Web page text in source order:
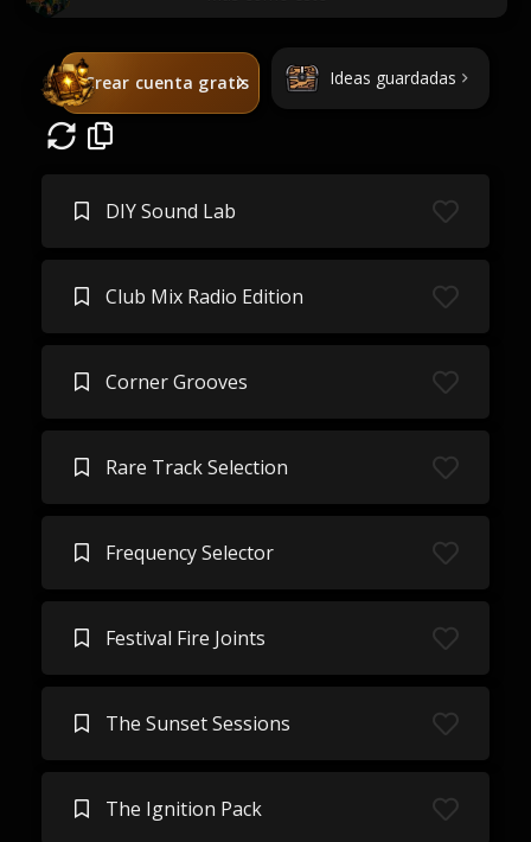
Crear cuenta gratis Ideas guardadas
DIY Sound Lab
Club Mix Radio Edition
Corner Grooves
Rare Track Selection
Frequency Selector
Festival Fire Joints
The Sunset Sessions
The Ignition Pack